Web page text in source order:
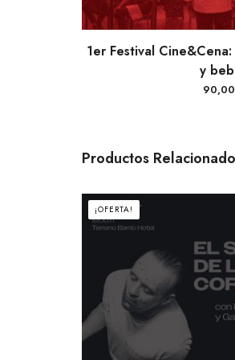
VER
1er Festival
y
90,00
Productos
¡OFERTA!